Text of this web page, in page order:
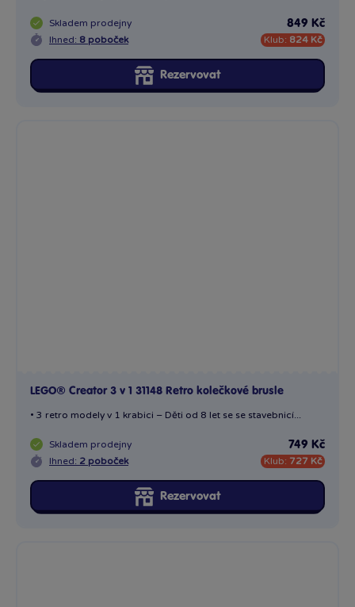
Skladem prodejny
Ihned: 8 poboček
849 Kč
Klub: 824 Kč
Rezervovat
LEGO® Creator 3 v 1 31148 Retro kolečkové brusle
• 3 retro modely v 1 krabici – Děti od 8 let se se stavebnicí...
Skladem prodejny
Ihned: 2 poboček
749 Kč
Klub: 727 Kč
Rezervovat